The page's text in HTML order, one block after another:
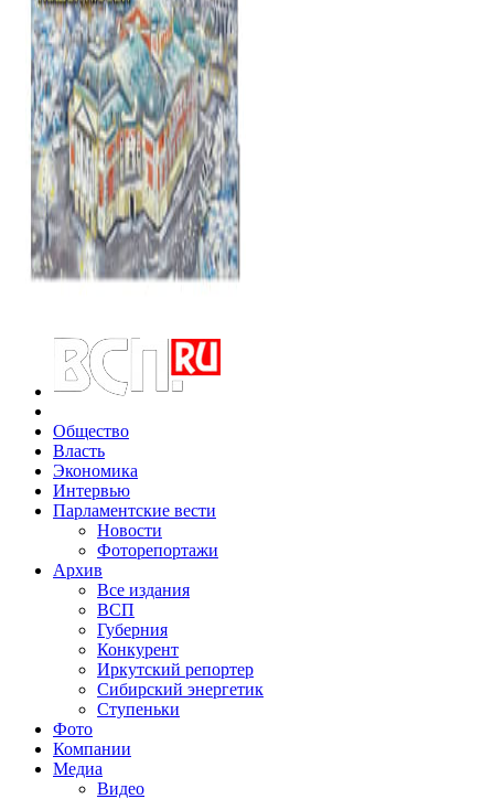
Общество
Власть
Экономика
Интервью
Парламентские вести
Новости
Фоторепортажи
Архив
Все издания
ВСП
Губерния
Конкурент
Иркутский репортер
Сибирский энергетик
Ступеньки
Фото
Компании
Медиа
Видео